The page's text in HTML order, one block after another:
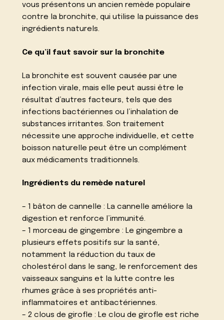
vous présentons un ancien remède populaire
contre la bronchite, qui utilise la puissance des
ingrédients naturels.
Ce qu’il faut savoir sur la bronchite
La bronchite est souvent causée par une
infection virale, mais elle peut aussi être le
résultat d’autres facteurs, tels que des
infections bactériennes ou l’inhalation de
substances irritantes. Son traitement
nécessite une approche individuelle, et cette
boisson naturelle peut être un complément
aux médicaments traditionnels.
Ingrédients du remède naturel
– 1 bâton de cannelle : La cannelle améliore la
digestion et renforce l’immunité.
– 1 morceau de gingembre : Le gingembre a
plusieurs effets positifs sur la santé,
notamment la réduction du taux de
cholestérol dans le sang, le renforcement des
vaisseaux sanguins et la lutte contre les
rhumes grâce à ses propriétés anti-
inflammatoires et antibactériennes.
– 2 clous de girofle : Le clou de girofle est riche